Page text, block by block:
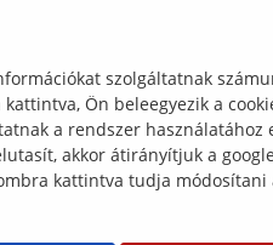
16.
szolgáltatnak
Ön beleegyezik a
a rendszer
akkor átirányítjuk a
kattintva tudja módosítani